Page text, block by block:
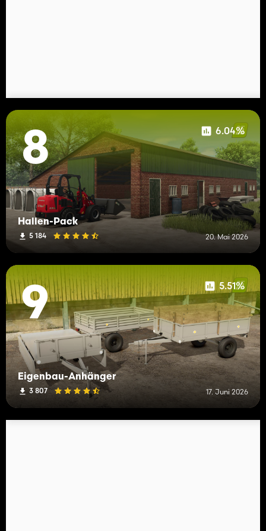
8 6.04%
Hallen-Pack
5 184 20. Mai 2026
9 5.51%
Eigenbau-Anhänger
3 807 17. Juni 2026